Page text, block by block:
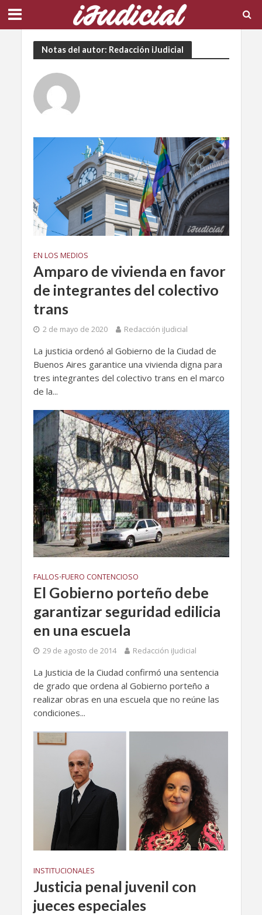
Notas del autor: Redacción iJudicial
EN LOS MEDIOS
Amparo de vivienda en favor
de integrantes del colectivo
trans
2 de mayo de 2020 Redacción iJudicial
La justicia ordenó al Gobierno de la Ciudad de
Buenos Aires garantice una vivienda digna para
tres integrantes del colectivo trans en el marco
de la...
FALLOS•FUERO CONTENCIOSO
El Gobierno porteño debe
garantizar seguridad edilicia
en una escuela
29 de agosto de 2014 Redacción iJudicial
La Justicia de la Ciudad confirmó una sentencia
de grado que ordena al Gobierno porteño a
realizar obras en una escuela que no reúne las
condiciones...
INSTITUCIONALES
Justicia penal juvenil con
jueces especiales